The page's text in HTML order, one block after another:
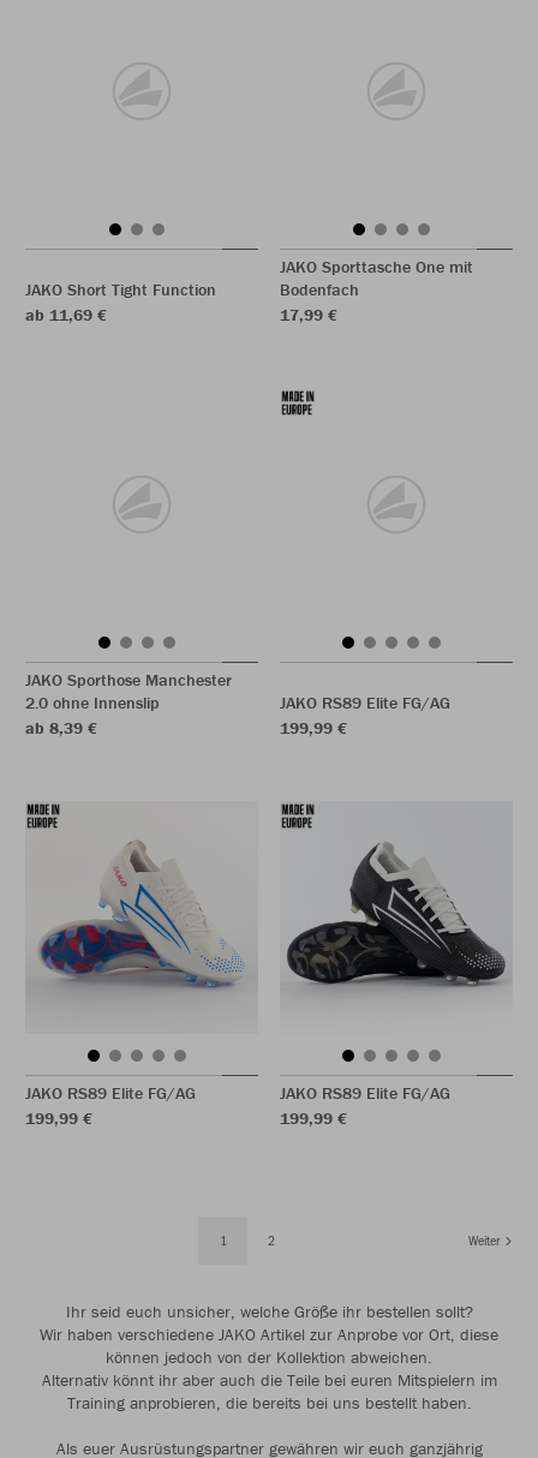
JAKO Short Tight Function
ab 11,69 €
JAKO Sporttasche One mit
Bodenfach
17,99 €
JAKO Sporthose Manchester
2.0 ohne Innenslip
ab 8,39 €
JAKO RS89 Elite FG/AG
199,99 €
JAKO RS89 Elite FG/AG
199,99 €
JAKO RS89 Elite FG/AG
199,99 €
1 2 Weiter
Ihr seid euch unsicher, welche Größe ihr bestellen sollt?
Wir haben verschiedene JAKO Artikel zur Anprobe vor Ort, diese
können jedoch von der Kollektion abweichen.
Alternativ könnt ihr aber auch die Teile bei euren Mitspielern im
Training anprobieren, die bereits bei uns bestellt haben.
Als euer Ausrüstungspartner gewähren wir euch ganzjährig